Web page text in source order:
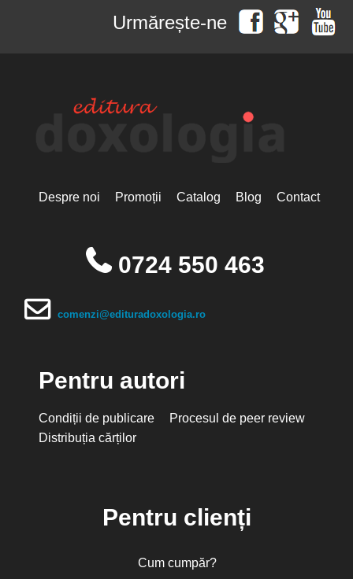
Urmărește-ne
Despre noi Promoții Catalog Blog Contact
0724 550 463
comenzi@edituradoxologia.ro
Pentru autori
Condiții de publicare
Procesul de peer review
Distribuția cărților
Pentru clienți
Cum cumpăr?